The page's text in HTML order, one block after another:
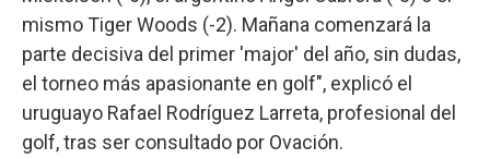
mismo Tiger Woods (-2). Mañana comenzará la
parte decisiva del primer 'major' del año, sin dudas,
el torneo más apasionante en golf", explicó el
uruguayo Rafael Rodríguez Larreta, profesional del
golf, tras ser consultado por Ovación.